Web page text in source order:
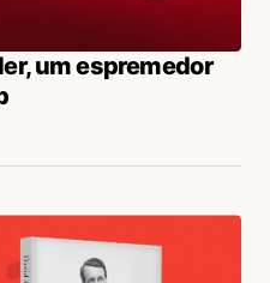
um espremedor